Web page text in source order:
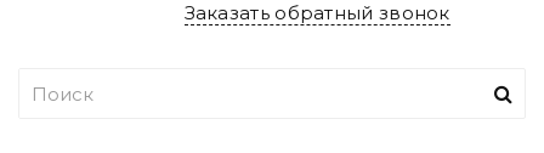
Заказать обратный звонок